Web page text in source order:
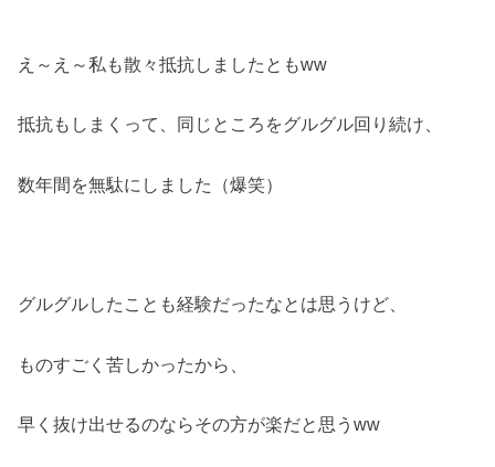
え～え～私も散々抵抗しましたともww
抵抗もしまくって、同じところをグルグル回り続け、
数年間を無駄にしました（爆笑）
グルグルしたことも経験だったなとは思うけど、
ものすごく苦しかったから、
早く抜け出せるのならその方が楽だと思うww